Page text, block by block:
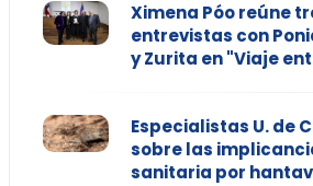
Ximena Póo reúne
entrevistas con
y Zurita en "Viaje
Especialistas U. de
sobre las
sanitaria por